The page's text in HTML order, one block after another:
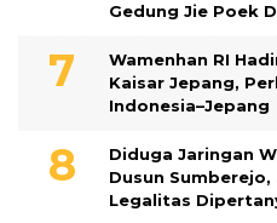
Gedung Jie Poek
Wamenhan RI
Kaisar Jepang,
Indonesia–Jepang
Diduga Jaringan
Dusun
Legalitas